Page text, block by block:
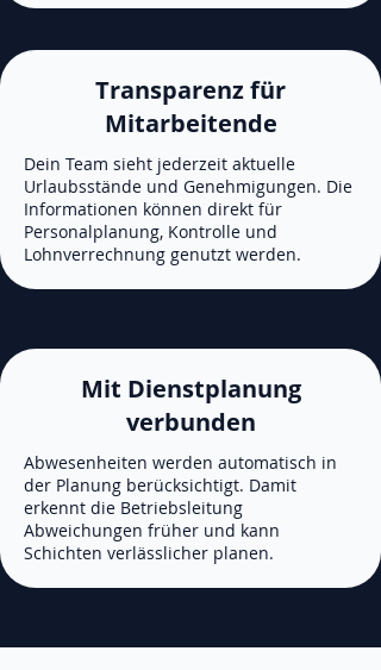
Transparenz für
Mitarbeitende
Dein Team sieht jederzeit aktuelle
Urlaubsstände und Genehmigungen. Die
Informationen können direkt für
Personalplanung, Kontrolle und
Lohnverrechnung genutzt werden.
Mit Dienstplanung
verbunden
Abwesenheiten werden automatisch in
der Planung berücksichtigt. Damit
erkennt die Betriebsleitung
Abweichungen früher und kann
Schichten verlässlicher planen.